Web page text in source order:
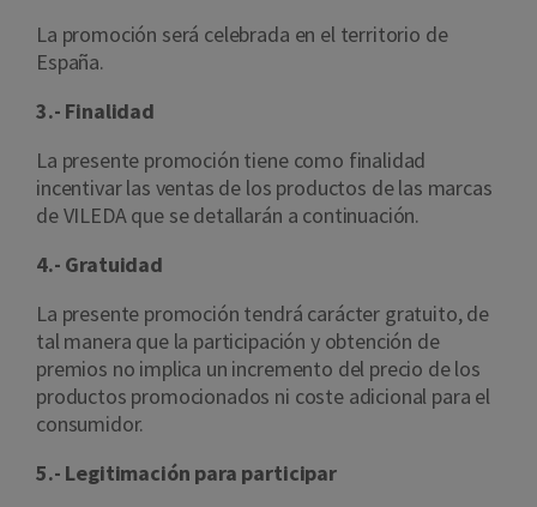
La promoción será celebrada en el territorio de
España.
3.- Finalidad
La presente promoción tiene como finalidad
incentivar las ventas de los productos de las marcas
de VILEDA que se detallarán a continuación.
4.- Gratuidad
La presente promoción tendrá carácter gratuito, de
tal manera que la participación y obtención de
premios no implica un incremento del precio de los
productos promocionados ni coste adicional para el
consumidor.
5.- Legitimación para participar